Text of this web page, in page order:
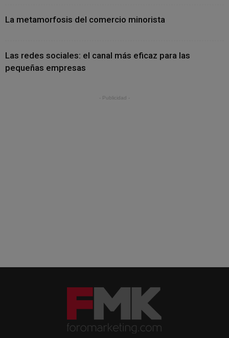
La metamorfosis del comercio minorista
Las redes sociales: el canal más eficaz para las
pequeñas empresas
- Publicidad -